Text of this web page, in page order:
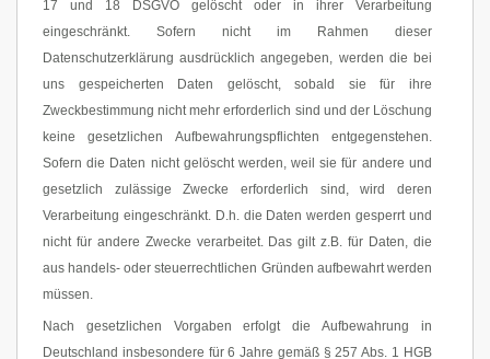
17 und 18 DSGVO gelöscht oder in ihrer Verarbeitung
eingeschränkt. Sofern nicht im Rahmen dieser
Datenschutzerklärung ausdrücklich angegeben, werden die bei
uns gespeicherten Daten gelöscht, sobald sie für ihre
Zweckbestimmung nicht mehr erforderlich sind und der Löschung
keine gesetzlichen Aufbewahrungspflichten entgegenstehen.
Sofern die Daten nicht gelöscht werden, weil sie für andere und
gesetzlich zulässige Zwecke erforderlich sind, wird deren
Verarbeitung eingeschränkt. D.h. die Daten werden gesperrt und
nicht für andere Zwecke verarbeitet. Das gilt z.B. für Daten, die
aus handels- oder steuerrechtlichen Gründen aufbewahrt werden
müssen.
Nach gesetzlichen Vorgaben erfolgt die Aufbewahrung in
Deutschland insbesondere für 6 Jahre gemäß § 257 Abs. 1 HGB